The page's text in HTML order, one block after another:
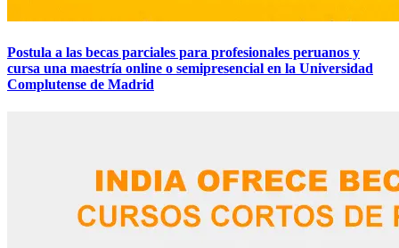
Postula a las becas parciales para profesionales peruanos y
cursa una maestría online o semipresencial en la Universidad
Complutense de Madrid